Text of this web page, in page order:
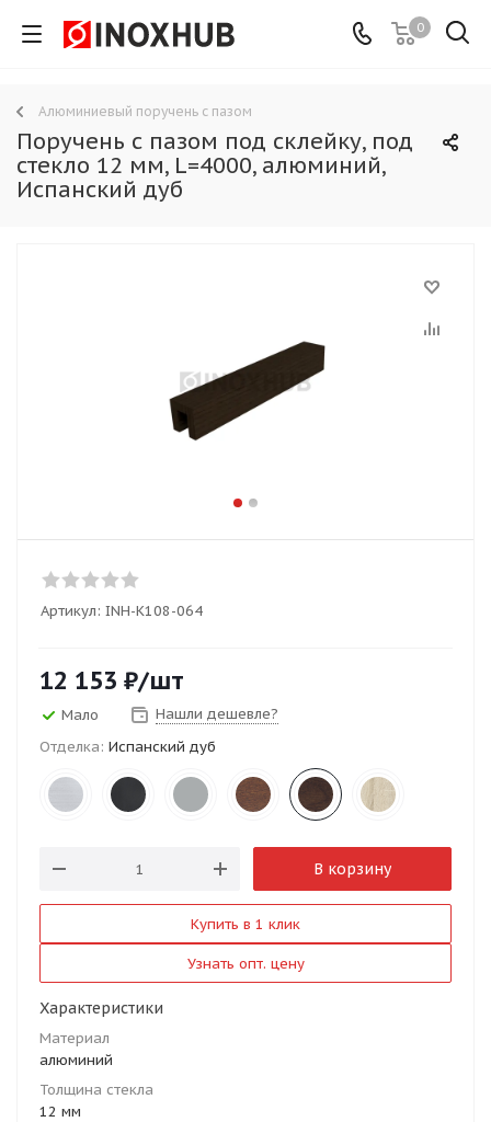
0
Алюминиевый поручень с пазом
Поручень с пазом под склейку, под
стекло 12 мм, L=4000, алюминий,
Испанский дуб
Артикул: INH-K108-064
12 153 ₽/шт
Мало
Нашли дешевле?
Отделка: Испанский дуб
В корзину
Купить в 1 клик
Узнать опт. цену
Характеристики
Материал
алюминий
Толщина стекла
12 мм